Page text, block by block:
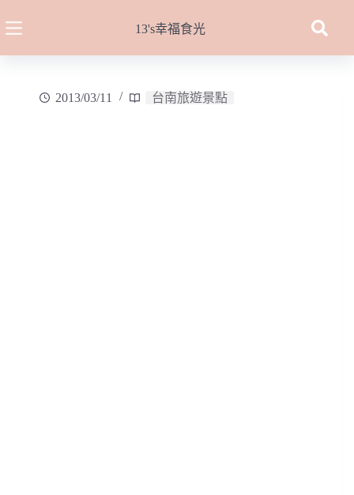
至
13's幸福食光
2013/03/11 台南旅遊景點